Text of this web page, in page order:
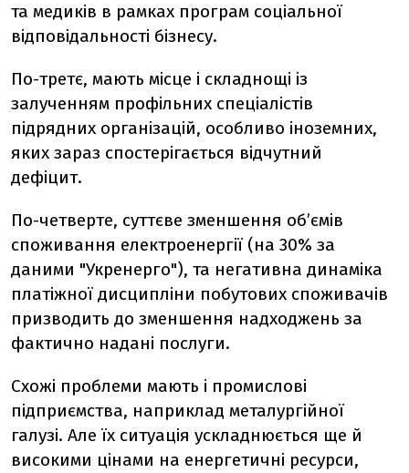
та медиків в рамках програм соціальної
відповідальності бізнесу.
По-третє, мають місце і складнощі із
залученням профільних спеціалістів
підрядних організацій, особливо іноземних,
яких зараз спостерігається відчутний
дефіцит.
По-четверте, суттєве зменшення об’ємів
споживання електроенергії (на 30% за
даними "Укренерго"), та негативна динаміка
платіжної дисципліни побутових споживачів
призводить до зменшення надходжень за
фактично надані послуги.
Схожі проблеми мають і промислові
підприємства, наприклад металургійної
галузі. Але їх ситуація ускладнюється ще й
високими цінами на енергетичні ресурси,